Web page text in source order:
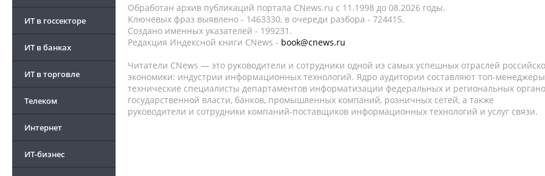
ИТ в госсекторе
ИТ в банках
ИТ в торговле
Телеком
Интернет
ИТ-бизнес
Обработан архив публикаций портала CNews.ru c 11.1998 до 08.2026 годы.
Ключевых фраз выявлено - 1463330, в очереди разбора - 724415.
Создано именных указателей - 199231.
Редакция Индексной книги CNews - book@cnews.ru
Читатели CNews — это руководители и сотрудники одной из самых успешных отраслей
экономики: индустрии информационных технологий. Ядро аудитории составляют топ-
технические специалисты департаментов информатизации федеральных и региональных
государственной власти, банков, промышленных компаний, розничных сетей, а также
руководители и сотрудники компаний-поставщиков информационных технологий и услуг связи.